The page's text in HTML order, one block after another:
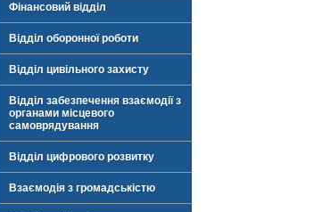
Фінансовий відділ
Відділ оборонної роботи
Відділ цивільного захисту
Відділ забезпечення взаємодії з
органами місцевого
самоврядування
Відділ цифрового розвитку
Взаємодія з громадськістю